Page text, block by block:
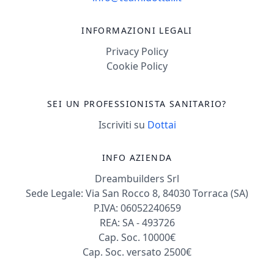
approccio basato
accompagniamo la
nuove strategie per
affrontare le sfide
quotidiane. Lo studio
ambiente riservato,
INFORMAZIONI LEGALI
Privacy Policy
Cookie Policy
SEI UN PROFESSIONISTA SANITARIO?
Iscriviti su Dottai
INFO AZIENDA
Dreambuilders Srl
Sede Legale: Via San Rocco 8, 84030 Torraca (SA)
P.IVA: 06052240659
REA: SA - 493726
Cap. Soc. 10000€
Cap. Soc. versato 2500€